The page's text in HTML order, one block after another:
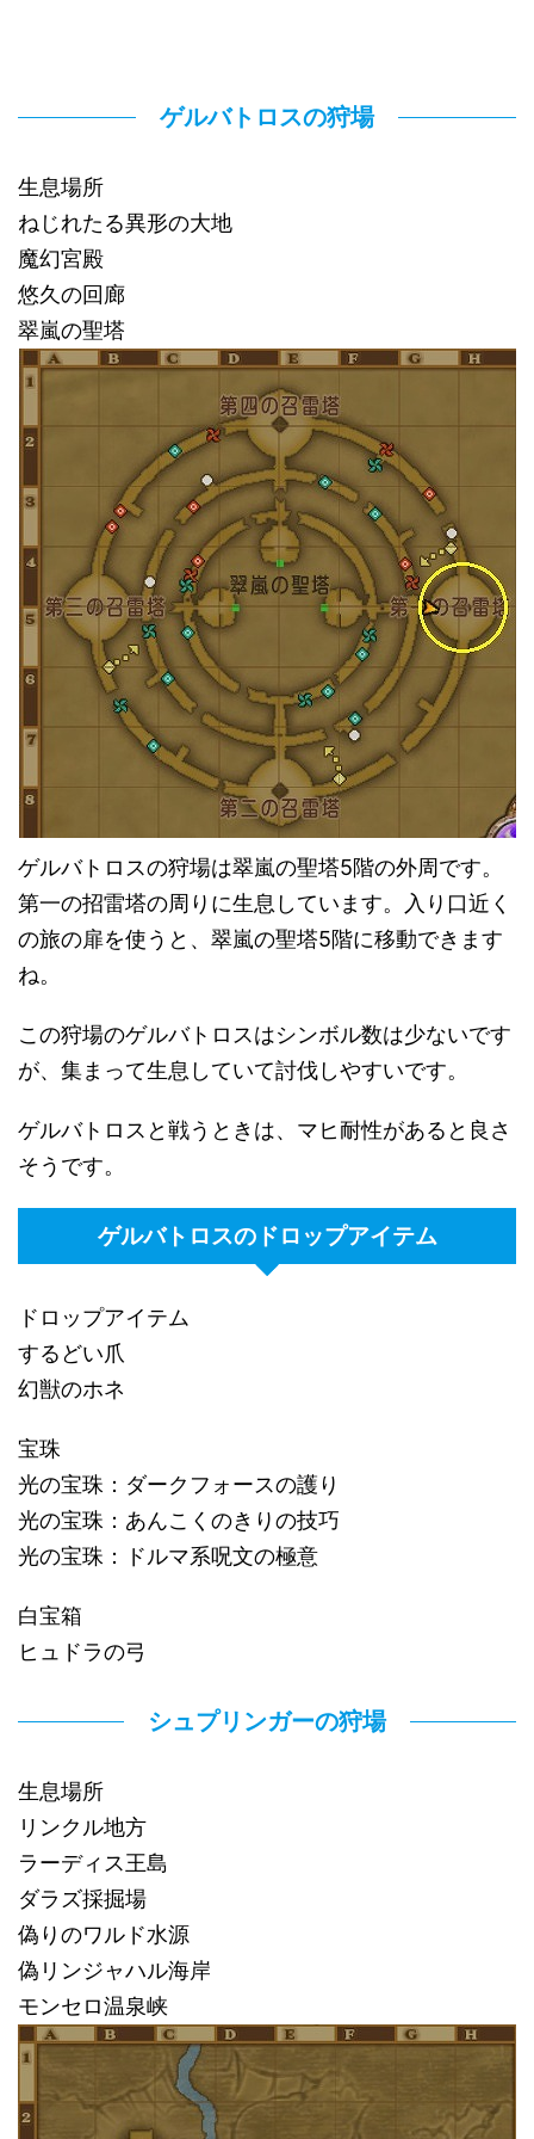
ゲルバトロスの狩場
生息場所
ねじれたる異形の大地
魔幻宮殿
悠久の回廊
翠嵐の聖塔
ゲルバトロスの狩場は翠嵐の聖塔5階の外周です。
第一の招雷塔の周りに生息しています。入り口近く
の旅の扉を使うと、翠嵐の聖塔5階に移動できます
ね。
この狩場のゲルバトロスはシンボル数は少ないです
が、集まって生息していて討伐しやすいです。
ゲルバトロスと戦うときは、マヒ耐性があると良さ
そうです。
ゲルバトロスのドロップアイテム
ドロップアイテム
するどい爪
幻獣のホネ
宝珠
光の宝珠：ダークフォースの護り
光の宝珠：あんこくのきりの技巧
光の宝珠：ドルマ系呪文の極意
白宝箱
ヒュドラの弓
シュプリンガーの狩場
生息場所
リンクル地方
ラーディス王島
ダラズ採掘場
偽りのワルド水源
偽リンジャハル海岸
モンセロ温泉峡